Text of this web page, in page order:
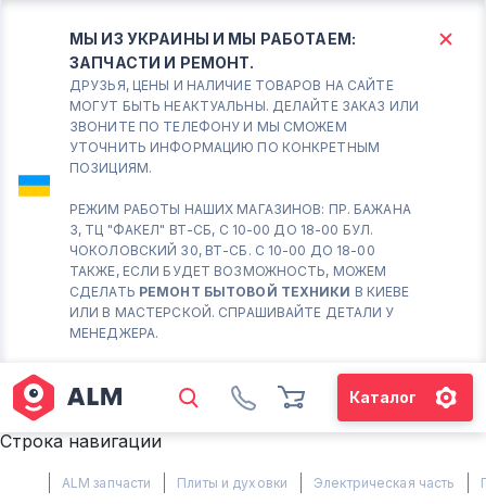
МЫ ИЗ УКРАИНЫ И МЫ РАБОТАЕМ:
ЗАПЧАСТИ И РЕМОНТ.
ДРУЗЬЯ, ЦЕНЫ И НАЛИЧИЕ ТОВАРОВ НА САЙТЕ
МОГУТ БЫТЬ НЕАКТУАЛЬНЫ. ДЕЛАЙТЕ ЗАКАЗ ИЛИ
ЗВОНИТЕ ПО ТЕЛЕФОНУ И МЫ СМОЖЕМ
УТОЧНИТЬ ИНФОРМАЦИЮ ПО КОНКРЕТНЫМ
ПОЗИЦИЯМ.
РЕЖИМ РАБОТЫ НАШИХ МАГАЗИНОВ: ПР. БАЖАНА
3, ТЦ "ФАКЕЛ" ВТ-СБ, С 10-00 ДО 18-00 БУЛ.
ЧОКОЛОВСКИЙ 30, ВТ-СБ. С 10-00 ДО 18-00
ТАКЖЕ, ЕСЛИ БУДЕТ ВОЗМОЖНОСТЬ, МОЖЕМ
СДЕЛАТЬ РЕМОНТ БЫТОВОЙ ТЕХНИКИ В КИЕВЕ
ИЛИ В МАСТЕРСКОЙ. СПРАШИВАЙТЕ ДЕТАЛИ У
МЕНЕДЖЕРА.
Каталог
КИЕВ БОРИСПОЛЬ
Вт.- Сб.
10:00 - 18:00
Соломенский район - ВТ-
СБ. с 10-00 до 18-00
(098) 672 76 42
(063) 722 37 14
М. ХАРЬКОВСКАЯ - ВТ-СБ, С
10-00 ДО 18-00
(063) 527 27 00
Строка навигации
ALM запчасти Плиты и духовки Электрическая часть